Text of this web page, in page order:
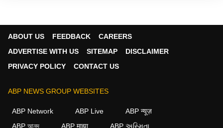
ABOUT US FEEDBACK
CAREERS
ADVERTISE WITH US
SITEMAP
DISCLAIMER
PRIVACY POLICY
CONTACT US
ABP NEWS GROUP WEBSITES
ABP Network ABP Live
ABP न्यूज़
ABP আনন্দ
ABP माझा ABP અસ્મિતા